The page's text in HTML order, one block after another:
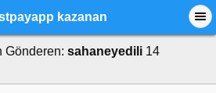
kazanan
Gönderen: sahaneyedili 14